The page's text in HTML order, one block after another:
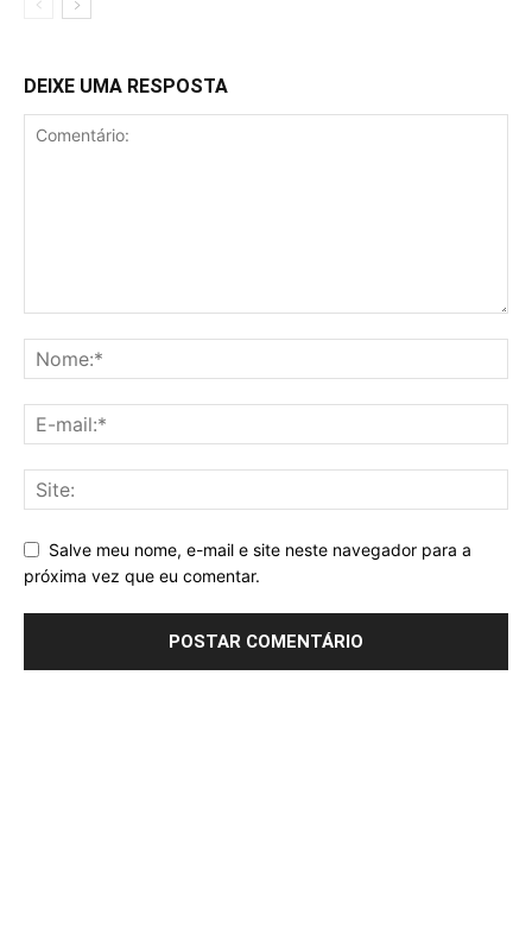
DEIXE UMA RESPOSTA
Salve meu nome, e-mail e site neste navegador para a
próxima vez que eu comentar.